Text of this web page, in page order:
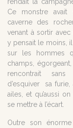
Ce monstre avait
caverne des
venant à sortir avec
y pensait le moins,
sur les hommes
champs,
rencontrait
d’esquiver sa furie,
ailes, et qu’aussi
se mettre à l’écart.
Outre son